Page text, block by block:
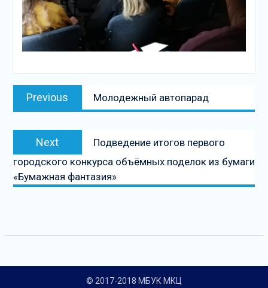
Навигация
поPrevious
post:
Молодежный автопарад
Next
post:
Подведение итогов первого
городского конкурса объёмных поделок из бумаги
«Бумажная фантазия»
© 2017-2018 МБУК МКЦ